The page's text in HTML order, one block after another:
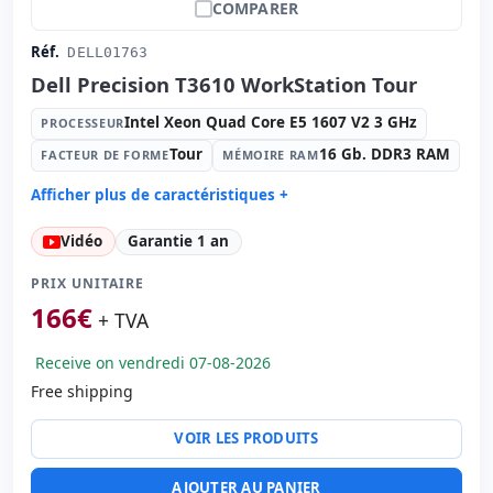
COMPARER
Réf. DELL01763
Dell Precision T3610 WorkStation Tour
PROCESSEURIntel Xeon Quad Core E5 1607 V2 3 GHz
FACTEUR DE FORMETour MÉMOIRE RAM16 Gb. DDR3 RAM
Afficher plus de caractéristiques +
Processeur: Intel Xeon Quad Core E5 1607 V2 3 GHz.
Facteur de forme: Tour
Mémoire RAM:
Disque dur: 256 Gb. SSD
Graphique: nVidia NVS 310 1 Gb. GDDR3
Son: High Definition Audio
Réseau: Intel 82579LM Gigabit Ethernet
Système opératif: Ubuntu GNU/Linux
Ports: Série · 7x USB 2.0 · 2x PS2 · 4x USB 3.0
Vidéo Garantie 1 an
PRIX UNITAIRE
166€ + TVA
Receive on vendredi 07-08-2026
Free shipping
VOIR LES PRODUITS
AJOUTER AU PANIER